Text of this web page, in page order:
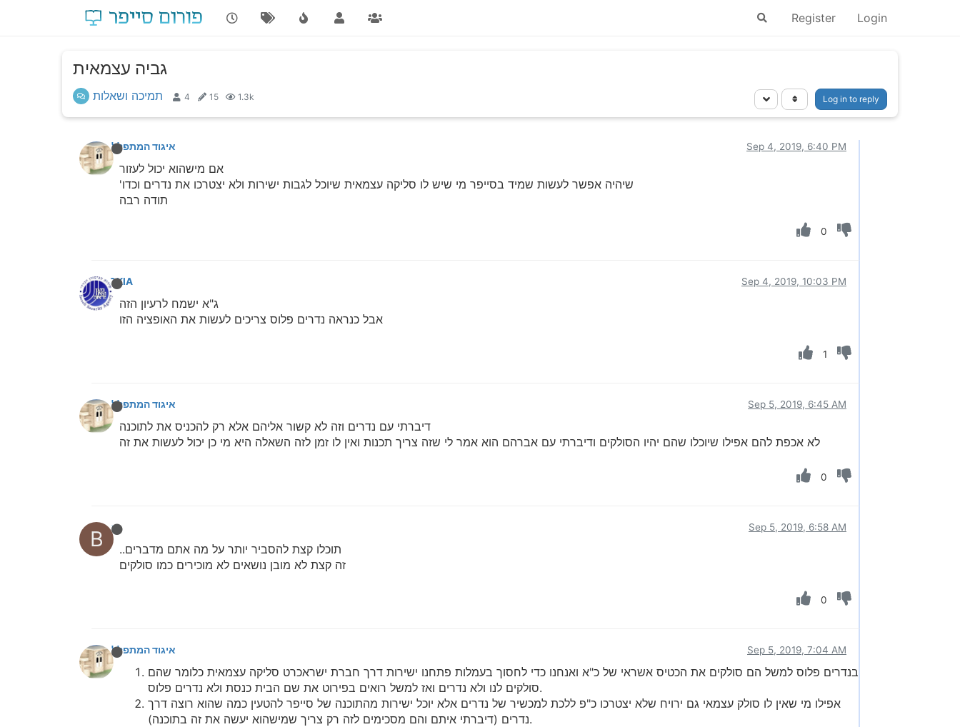
Register Login
גביה עצמאית
תמיכה ושאלות 4 15 1.3k Log in to reply
איגוד המתפללים Sep 4, 2019, 6:40 PM
אם מישהוא יכול לעזור
שיהיה אפשר לעשות שמיד בסייפר מי שיש לו סליקה עצמאית שיוכל לגבות ישירות ולא יצטרכו את נדרים וכדו'
תודה רבה
0
NOKIA Sep 4, 2019, 10:03 PM
ג"א ישמח לרעיון הזה
אבל כנראה נדרים פלוס צריכים לעשות את האופציה הזו
1
איגוד המתפללים Sep 5, 2019, 6:45 AM
דיברתי עם נדרים וזה לא קשור אליהם אלא רק להכניס את לתוכנה
לא אכפת להם אפילו שיוכלו שהם יהיו הסולקים ודיברתי עם אברהם הוא אמר לי שזה צריך תכנות ואין לו זמן לזה השאלה היא מי כן יכול לעשות את זה
0
Bbbn Sep 5, 2019, 6:58 AM
תוכלו קצת להסביר יותר על מה אתם מדברים..
זה קצת לא מובן נושאים לא מוכירים כמו סולקים
0
איגוד המתפללים Sep 5, 2019, 7:04 AM
בנדרים פלוס למשל הם סולקים את הכטיס אשראי של כ"א ואנחנו כדי לחסוך בעמלות פתחנו ישירות דרך חברת ישראכרט סליקה עצמאית כלומר שהם
סולקים לנו ולא נדרים ואז למשל רואים בפירוט את שם הבית כנסת ולא נדרים פלוס.
אפילו מי שאין לו סולק עצמאי גם ירויח שלא יצטרכו כ"פ ללכת למכשיר של נדרים אלא יוכל ישירות מהתוכנה של סייפר להטעין כמה שהוא רוצה דרך
נדרים (דיברתי איתם והם מסכימים לזה רק צריך שמישהוא יעשה את זה בתוכנה).